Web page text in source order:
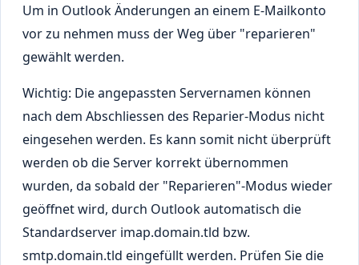
Um in Outlook Änderungen an einem E-Mailkonto
vor zu nehmen muss der Weg über "reparieren"
gewählt werden.
Wichtig: Die angepassten Servernamen können
nach dem Abschliessen des Reparier-Modus nicht
eingesehen werden. Es kann somit nicht überprüft
werden ob die Server korrekt übernommen
wurden, da sobald der "Reparieren"-Modus wieder
geöffnet wird, durch Outlook automatisch die
Standardserver imap.domain.tld bzw.
smtp.domain.tld eingefüllt werden. Prüfen Sie die